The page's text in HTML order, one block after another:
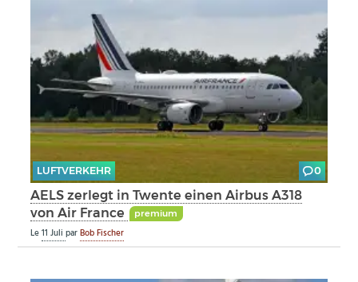
LUFTVERKEHR 0
AELS zerlegt in Twente einen Airbus A318
von Air France
premium
Le11 JuliparBob Fischer